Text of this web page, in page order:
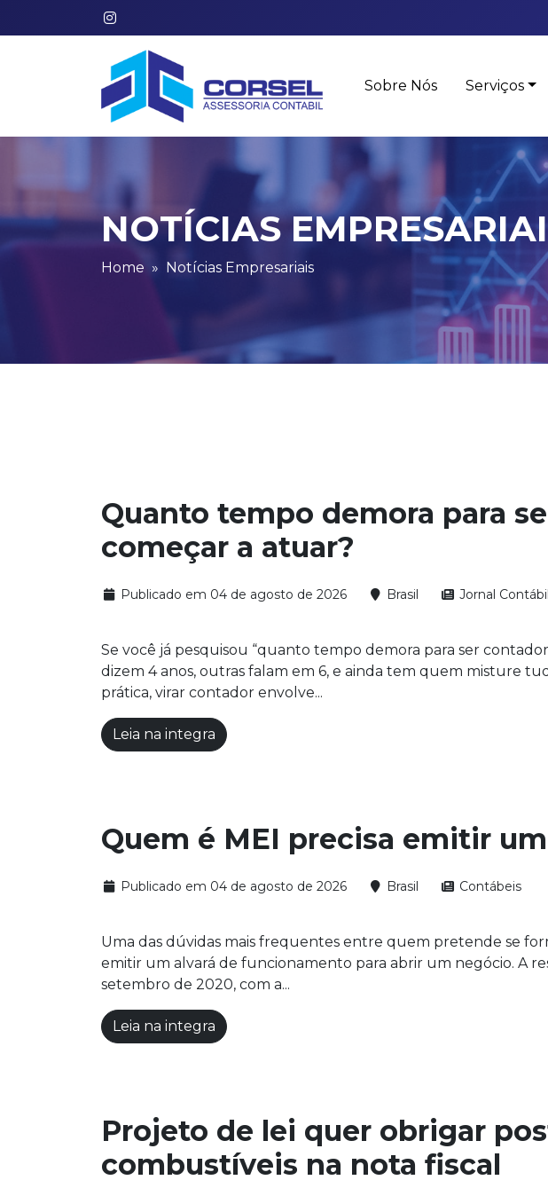
Sobre Nós Serviços
NOTÍCIAS
Home Notícias Empresariais
Quanto tempo demora para
começar a atuar?
Publicado em 04 de agosto de 2026 Brasil Jornal Contábil
Se você já pesquisou “quanto tempo demora para ser
dizem 4 anos, outras falam em 6, e ainda tem quem misture
prática, virar contador envolve...
Leia na integra
Quem é MEI precisa emitir
Publicado em 04 de agosto de 2026 Brasil Contábeis
Uma das dúvidas mais frequentes entre quem pretende se
emitir um alvará de funcionamento para abrir um negócio. A
setembro de 2020, com a...
Leia na integra
Projeto de lei quer obrigar
combustíveis na nota fiscal